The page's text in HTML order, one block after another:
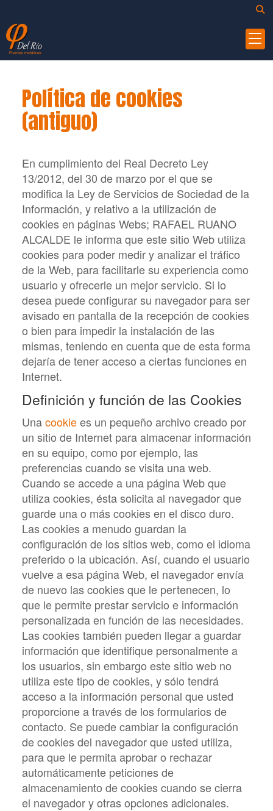
Política de cookies
(antiguo)
En cumplimiento del Real Decreto Ley
13/2012, del 30 de marzo por el que se
modifica la Ley de Servicios de Sociedad de la
Información, y relativo a la utilización de
cookies en páginas Webs; RAFAEL RUANO
ALCALDE le informa que este sitio Web utiliza
cookies para poder medir y analizar el tráfico
de la Web, para facilitarle su experiencia como
usuario y ofrecerle un mejor servicio. Si lo
desea puede configurar su navegador para ser
avisado en pantalla de la recepción de cookies
o bien para impedir la instalación de las
mismas, teniendo en cuenta que de esta forma
dejaría de tener acceso a ciertas funciones en
Internet.
Definición y función de las Cookies
Unacookiees un pequeño archivo creado por
un sitio de Internet para almacenar información
en su equipo, como por ejemplo, las
preferencias cuando se visita una web.
Cuando se accede a una página Web que
utiliza cookies, ésta solicita al navegador que
guarde una o más cookies en el disco duro.
Las cookies a menudo guardan la
configuración de los sitios web, como el idioma
preferido o la ubicación. Así, cuando el usuario
vuelve a esa página Web, el navegador envía
de nuevo las cookies que le pertenecen, lo
que le permite prestar servicio e información
personalizada en función de las necesidades.
Las cookies también pueden llegar a guardar
información que identifique personalmente a
los usuarios, sin embargo este sitio web no
utiliza este tipo de cookies, y sólo tendrá
acceso a la información personal que usted
proporcione a través de los formularios de
contacto. Se puede cambiar la configuración
de cookies del navegador que usted utiliza,
para que le permita aprobar o rechazar
automáticamente peticiones de
almacenamiento de cookies cuando se cierra
el navegador y otras opciones adicionales.